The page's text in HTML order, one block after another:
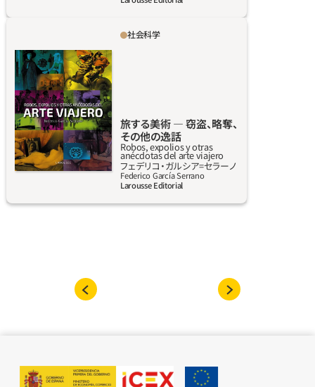
ス、米の2段階調理、サラダやソテー用白米、カ
ンのクリーミーライス、コウイカと魚介のクリ
ーミーライス、コリアンダー・ライム・カルダモ
ン風味のピラフなど。
冒険推理小説として読める、芸術の世界を描い
た図版入り作品。本書はユニークな形で芸術と
その歴史にアプローチしていく。数々の作品が
時の流れとともに様々な場所を経て現在に至
る、その旅（戦争、略奪、返還、有名な窃盗事件、遺
産の奪い合い、コレクションの流行、売買やオ
ークションがもたらした結果）をテーマとして
いる。こういった旅の醍醐味は、「アルノルフィ
ーニ夫妻像」や「鏡のヴィーナス」（他にも、知名
度は劣るが背景に偉大な歴史を持つものがあ
る）のようなすぐれた作品の歴史に近づけるだ
銀行家の執務室を通り、美術館のホールにたど
り着くまで）がモザイクのように組み合わさっ
詳しく見る
社会科学
旅する美術 ― 窃盗、略奪、
その他の逸話
Robos, expolios y otras
anécdotas del arte viajero
フェデリコ‧ガルシア=セラーノ
Federico García Serrano
Larousse Editorial